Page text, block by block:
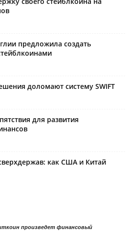
предложила создать
доломают систему SWIFT
для развития
как США и Китай
произведет финансовый